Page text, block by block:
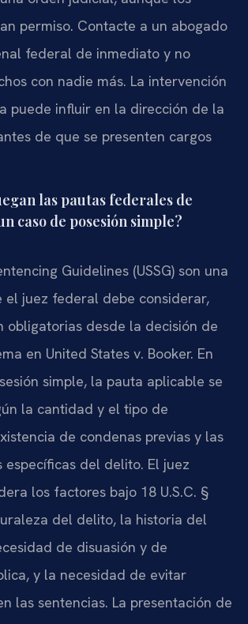
permiso. Contacte a un abogado
federal de inmediato y no
con nadie más. La intervención
puede influir en la dirección de la
de que se presenten cargos
las pautas federales de
caso de posesión simple?
Guidelines (USSG) son una
el juez federal debe considerar,
obligatorias desde la decisión de
en United States v. Booker. En
simple, la pauta aplicable se
la cantidad y el tipo de
de condenas previas y las
específicas del delito. El juez
los factores bajo 18 U.S.C. §
del delito, la historia del
de disuasión y de
y la necesidad de evitar
las sentencias. La presentación de